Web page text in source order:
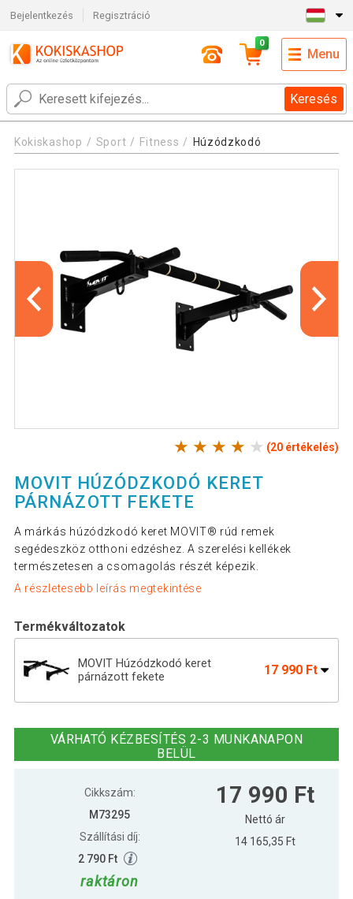
Bejelentkezés Regisztráció
Keresés
0
Menu
Kokiskashop Sport Fitness Húzódzkodó
(20 értékelés)
MOVIT HÚZÓDZKODÓ KERET
PÁRNÁZOTT FEKETE
A márkás húzódzkodó keret MOVIT® rúd remek
segédeszköz otthoni edzéshez. A szerelési kellékek
természetesen a csomagolás részét képezik.
A részletesebb leírás megtekintése
Termékváltozatok
MOVIT Húzódzkodó keret
párnázott fekete
17 990 Ft
fehér
VÁRHATÓ KÉZBESÍTÉS 2-3 MUNKANAPON
BELÜL
Cikkszám:
M73295
Szállítási díj:
2 790 Ft
raktáron
17 990 Ft
Nettó ár
14 165,35 Ft